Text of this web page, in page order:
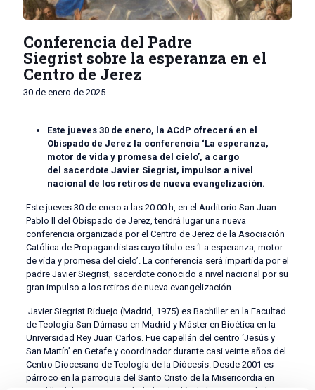
Conferencia del Padre
Siegrist sobre la esperanza en el
Centro de Jerez
30 de enero de 2025
Este jueves 30 de enero, la ACdP ofrecerá en el
Obispado de Jerez la conferencia ‘La esperanza,
motor de vida y promesa del cielo’, a cargo
del sacerdote Javier Siegrist, impulsor a nivel
nacional de los retiros de nueva evangelización.
Este jueves 30 de enero a las 20:00 h, en el Auditorio San Juan
Pablo II del Obispado de Jerez, tendrá lugar una nueva
conferencia organizada por el Centro de Jerez de la Asociación
Católica de Propagandistas cuyo título es ‘La esperanza, motor
de vida y promesa del cielo’. La conferencia será impartida por el
padre Javier Siegrist, sacerdote conocido a nivel nacional por su
gran impulso a los retiros de nueva evangelización.
Javier Siegrist Riduejo (Madrid, 1975) es Bachiller en la Facultad
de Teología San Dámaso en Madrid y Máster en Bioética en la
Universidad Rey Juan Carlos. Fue capellán del centro ‘Jesús y
San Martín’ en Getafe y coordinador durante casi veinte años del
Centro Diocesano de Teología de la Diócesis. Desde 2001 es
párroco en la parroquia del Santo Cristo de la Misericordia en